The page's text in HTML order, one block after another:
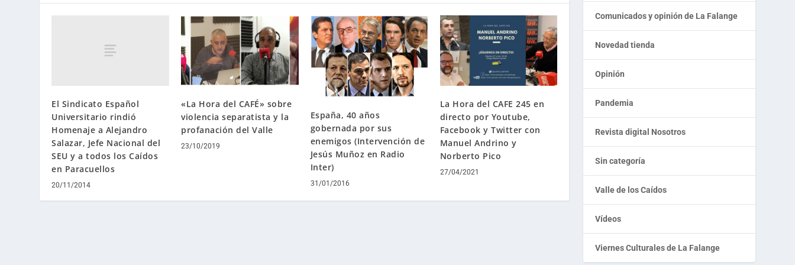
i
a
/
a
b
j
o
p
a
r
El Sindicato Español
Universitario rindió
Homenaje a Alejandro
Salazar, Jefe Nacional del
SEU y a todos los Caídos
en Paracuellos
20/11/2014
«La Hora del CAFÉ» sobre
violencia separatista y la
profanación del Valle
23/10/2019
España, 40 años
gobernada por sus
enemigos (Intervención de
Jesús Muñoz en Radio
Inter)
31/01/2016
La Hora del CAFE 245 en
directo por Youtube,
Facebook y Twitter con
Manuel Andrino y
Norberto Pico
27/04/2021
Comunicados y opinión de La Falange
Novedad tienda
Opinión
Pandemia
Revista digital Nosotros
Sin categoría
Valle de los Caídos
Vídeos
Viernes Culturales de La Falange